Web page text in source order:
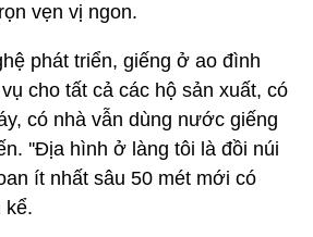
vẹn vị ngon.
phát triển, giếng ở ao đình
cho tất cả các hộ sản xuất, có
có nhà vẫn dùng nước giếng
''Địa hình ở làng tôi là đồi núi
ít nhất sâu 50 mét mới có
kể.